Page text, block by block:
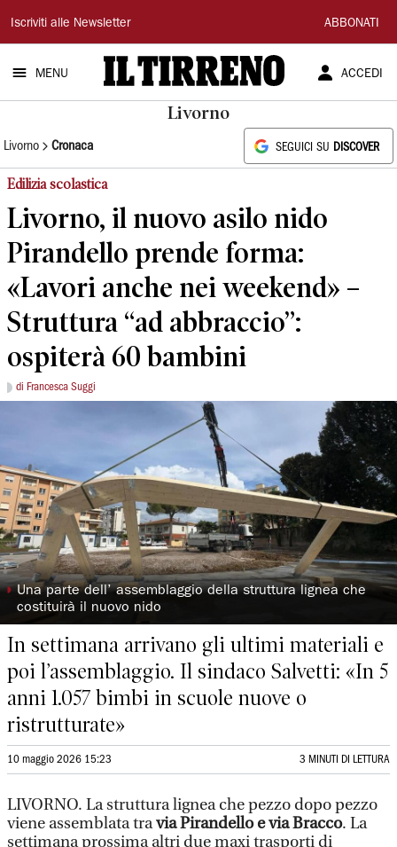
Il
Tirreno
Iscriviti alle Newsletter ABBONATI
MENU ACCEDI
Livorno
Livorno Cronaca SEGUICI SU DISCOVER
Edilizia scolastica
Livorno, il nuovo asilo nido
Pirandello prende forma:
«Lavori anche nei weekend» –
Struttura “ad abbraccio”:
ospiterà 60 bambini
di Francesca Suggi
◗Una parte dell’ assemblaggio della struttura lignea che
costituirà il nuovo nido
In settimana arrivano gli ultimi materiali e
poi l’assemblaggio. Il sindaco Salvetti: «In 5
anni 1.057 bimbi in scuole nuove o
ristrutturate»
10 maggio 2026 15:23 3 MINUTI DI LETTURA
LIVORNO. La struttura lignea che pezzo dopo pezzo
viene assemblata travia Pirandello e via Bracco. La
settimana prossima altri due maxi trasporti di